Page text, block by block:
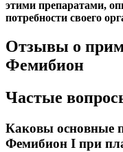
этими препаратами,
потребности своего
Отзывы о
Фемибион
Частые
Каковы основные
Фемибион I при